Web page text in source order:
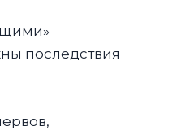
последствия